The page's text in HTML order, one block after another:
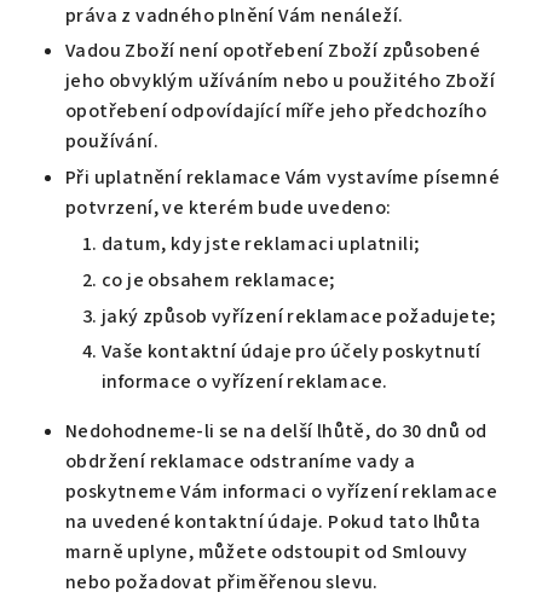
práva z vadného plnění Vám nenáleží.
Vadou Zboží není opotřebení Zboží způsobené
jeho obvyklým užíváním nebo u použitého Zboží
opotřebení odpovídající míře jeho předchozího
používání.
Při uplatnění reklamace Vám vystavíme písemné
potvrzení, ve kterém bude uvedeno:
datum, kdy jste reklamaci uplatnili;
co je obsahem reklamace;
jaký způsob vyřízení reklamace požadujete;
Vaše kontaktní údaje pro účely poskytnutí
informace o vyřízení reklamace.
Nedohodneme-li se na delší lhůtě, do 30 dnů od
obdržení reklamace odstraníme vady a
poskytneme Vám informaci o vyřízení reklamace
na uvedené kontaktní údaje. Pokud tato lhůta
marně uplyne, můžete odstoupit od Smlouvy
nebo požadovat přiměřenou slevu.